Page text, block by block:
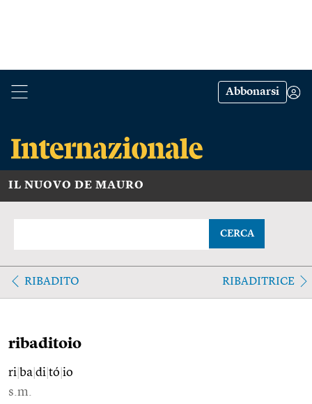
Abbonarsi
IL NUOVO DE MAURO
CERCA
RIBADITO RIBADITRICE
ribaditoio
ri ba di tó io
s.m.